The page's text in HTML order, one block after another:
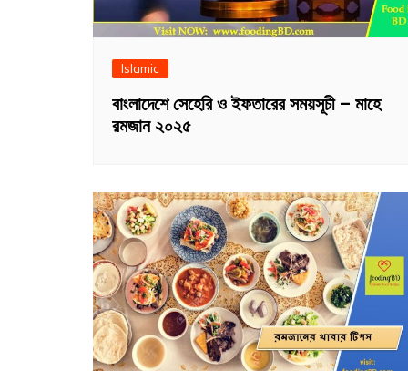
Islamic
বাংলাদেশে সেহেরি ও ইফতারের সময়সূচী – মাহে
রমজান ২০২৫